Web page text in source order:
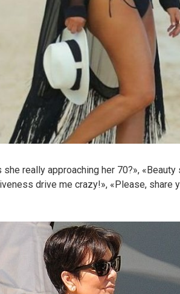
she really approaching her 70?»,
drive me crazy!», «Please, share